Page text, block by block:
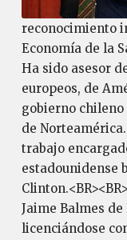
reconocimiento
Economía de la
Ha sido asesor
europeos, de
gobierno
de
trabajo
estadounidense
Jaime Balmes
licenciándose